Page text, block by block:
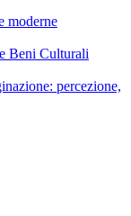
Beni Culturali
percezione,